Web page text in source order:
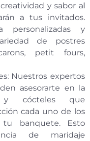
y sabor al
a tus invitados.
y
de postres
petit fours,
Nuestros expertos
asesorarte en la
cócteles que
cada uno de los
tu banquete. Esto
de maridaje